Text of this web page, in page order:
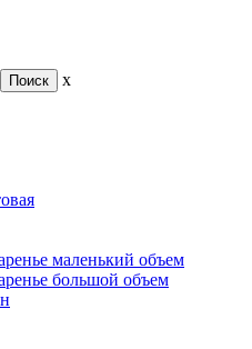
x
маленький объем
большой объем